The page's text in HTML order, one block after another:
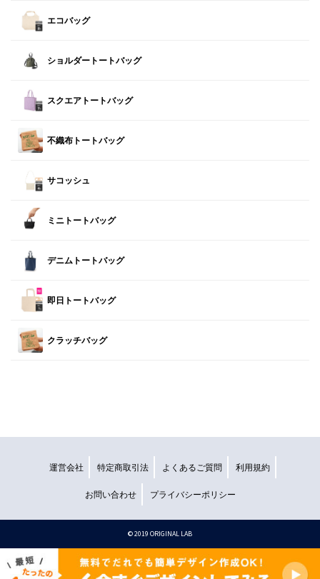
エコバッグ
ショルダートートバッグ
スクエアトートバッグ
不織布トートバッグ
サコッシュ
ミニトートバッグ
デニムトートバッグ
即日トートバッグ
クラッチバッグ
運営会社 特定商取引法 よくあるご質問 利用規約
お問い合わせ プライバシーポリシー
©︎ 2019 ORIGINAL LAB